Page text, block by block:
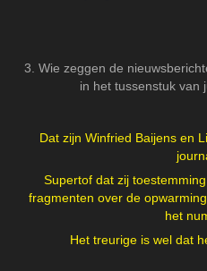
3. Wie zeggen de
in het tussenstuk van
Dat zijn Winfried Baijens en
Supertof dat zij
fragmenten over de
het
Het treurige is wel dat